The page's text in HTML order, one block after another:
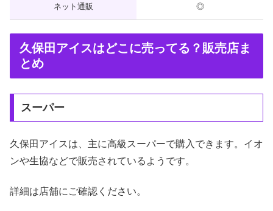
ネット通販 ◎
久保田アイスはどこに売ってる？販売店ま
とめ
スーパー
久保田アイスは、主に高級スーパーで購入できます。イオ
ンや生協などで販売されているようです。
詳細は店舗にご確認ください。